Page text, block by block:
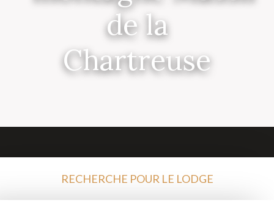
de la
Chartreuse
RECHERCHE POUR LE LODGE